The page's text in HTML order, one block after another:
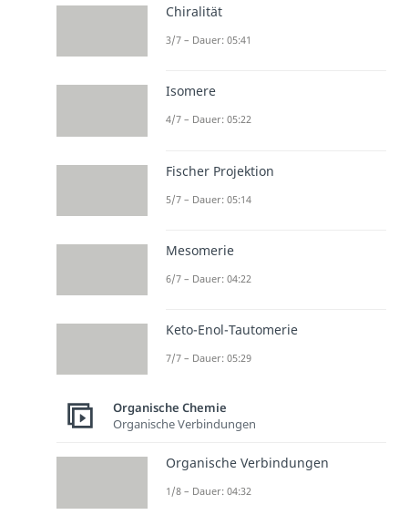
Chiralität
3/7 – Dauer: 05:41
Isomere
4/7 – Dauer: 05:22
Fischer Projektion
5/7 – Dauer: 05:14
Mesomerie
6/7 – Dauer: 04:22
Keto-Enol-Tautomerie
7/7 – Dauer: 05:29
Organische Chemie
Organische Verbindungen
Organische Verbindungen
1/8 – Dauer: 04:32